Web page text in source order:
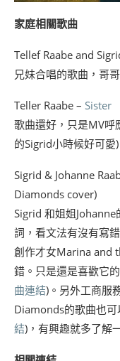
家庭相關歌曲
Tellef Raabe and
兄妹合唱的歌曲，哥
Teller Raabe – Sister
歌曲還好，只是MV呼
的Sigrid小時候好可愛)
Sigrid & Johanne
Diamonds cover)
Sigrid 和姐姐
詞，看文法有沒有寫
創作才女Marina and
錯。只是還是喜歡它
曲連結)。另外工商服
Diamonds的歌曲也可
結)，有興趣就多了解